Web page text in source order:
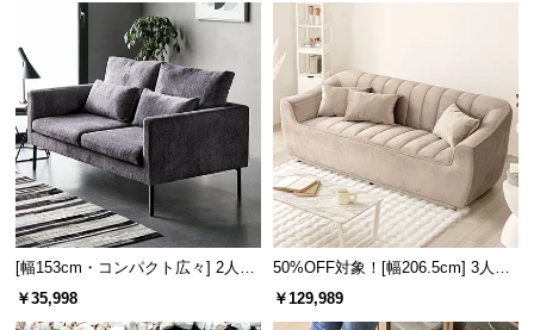
に
つ
い
て
返
品・
キ
ャ
[幅153cm・コンパクト広々] 2人掛
けモダンソファ ブラックスチール
脚 ホテルライク 高級感
￥35,998
50%OFF対象！[幅206.5cm] 3人掛
けソファ
￥129,989